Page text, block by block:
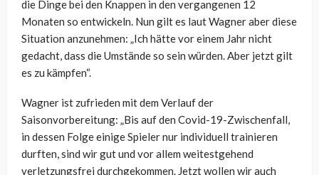
die Dinge bei den Knappen in den vergangenen 12
Monaten so entwickeln. Nun gilt es laut Wagner aber diese
Situation anzunehmen: „Ich hätte vor einem Jahr nicht
gedacht, dass die Umstände so sein würden. Aber jetzt gilt
es zu kämpfen“.
Wagner ist zufrieden mit dem Verlauf der
Saisonvorbereitung: „Bis auf den Covid-19-Zwischenfall,
in dessen Folge einige Spieler nur individuell trainieren
durften, sind wir gut und vor allem weitestgehend
verletzungsfrei durchgekommen. Jetzt wollen wir auch